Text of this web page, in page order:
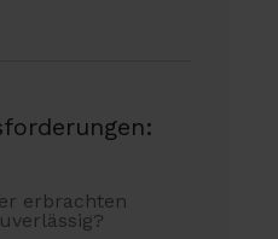
erbrachten